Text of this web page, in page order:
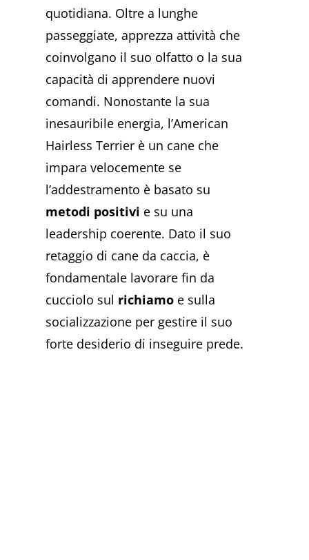
quotidiana. Oltre a lunghe
passeggiate, apprezza attività che
coinvolgano il suo olfatto o la sua
capacità di apprendere nuovi
comandi. Nonostante la sua
inesauribile energia, l’American
Hairless Terrier è un cane che
impara velocemente se
l’addestramento è basato su
metodi positivi e su una
leadership coerente. Dato il suo
retaggio di cane da caccia, è
fondamentale lavorare fin da
cucciolo sul richiamo e sulla
socializzazione per gestire il suo
forte desiderio di inseguire prede.